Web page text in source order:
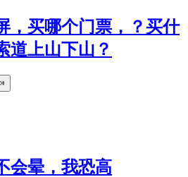
，买哪个门票，？买什
道上山下山？
会晕，我恐高